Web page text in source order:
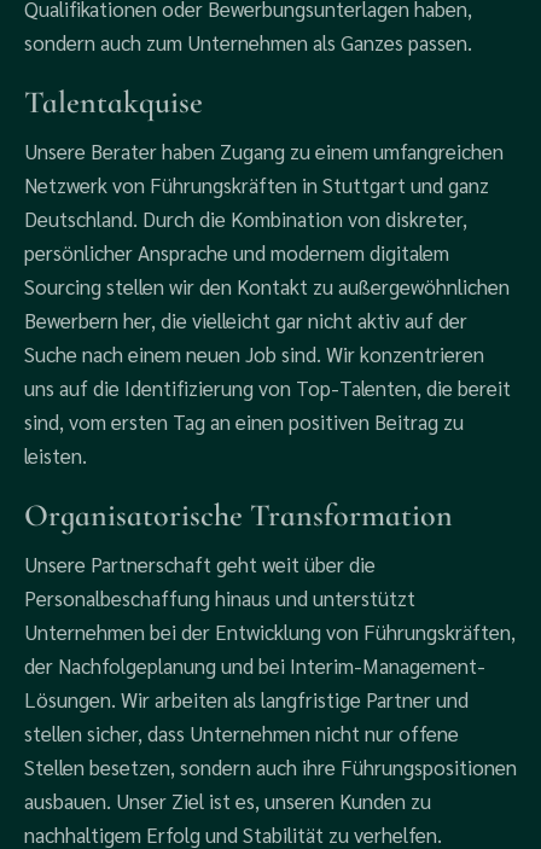
Qualifikationen oder Bewerbungsunterlagen haben,
sondern auch zum Unternehmen als Ganzes passen.
Talentakquise
Unsere Berater haben Zugang zu einem umfangreichen
Netzwerk von Führungskräften in Stuttgart und ganz
Deutschland. Durch die Kombination von diskreter,
persönlicher Ansprache und modernem digitalem
Sourcing stellen wir den Kontakt zu außergewöhnlichen
Bewerbern her, die vielleicht gar nicht aktiv auf der
Suche nach einem neuen Job sind. Wir konzentrieren
uns auf die Identifizierung von Top-Talenten, die bereit
sind, vom ersten Tag an einen positiven Beitrag zu
leisten.
Organisatorische Transformation
Unsere Partnerschaft geht weit über die
Personalbeschaffung hinaus und unterstützt
Unternehmen bei der Entwicklung von Führungskräften,
der Nachfolgeplanung und bei Interim-Management-
Lösungen. Wir arbeiten als langfristige Partner und
stellen sicher, dass Unternehmen nicht nur offene
Stellen besetzen, sondern auch ihre Führungspositionen
ausbauen. Unser Ziel ist es, unseren Kunden zu
nachhaltigem Erfolg und Stabilität zu verhelfen.